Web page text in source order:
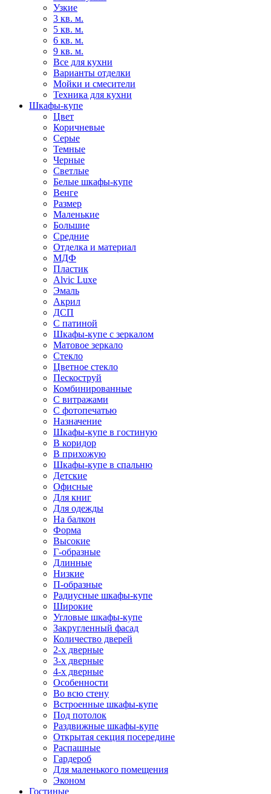
Узкие
3 кв. м.
5 кв. м.
6 кв. м.
9 кв. м.
Все для кухни
Варианты отделки
Мойки и смесители
Техника для кухни
Шкафы-купе
Цвет
Коричневые
Серые
Темные
Черные
Светлые
Белые шкафы-купе
Венге
Размер
Маленькие
Большие
Средние
Отделка и материал
МДФ
Пластик
Alvic Luxe
Эмаль
Акрил
ДСП
С патиной
Шкафы-купе с зеркалом
Матовое зеркало
Стекло
Цветное стекло
Пескоструй
Комбинированные
С витражами
С фотопечатью
Назначение
Шкафы-купе в гостиную
В коридор
В прихожую
Шкафы-купе в спальню
Детские
Офисные
Для книг
Для одежды
На балкон
Форма
Высокие
Г-образные
Длинные
Низкие
П-образные
Радиусные шкафы-купе
Широкие
Угловые шкафы-купе
Закругленный фасад
Количество дверей
2-х дверные
3-х дверные
4-х дверные
Особенности
Во всю стену
Встроенные шкафы-купе
Под потолок
Раздвижные шкафы-купе
Открытая секция посередине
Распашные
Гардероб
Для маленького помещения
Эконом
Гостиные